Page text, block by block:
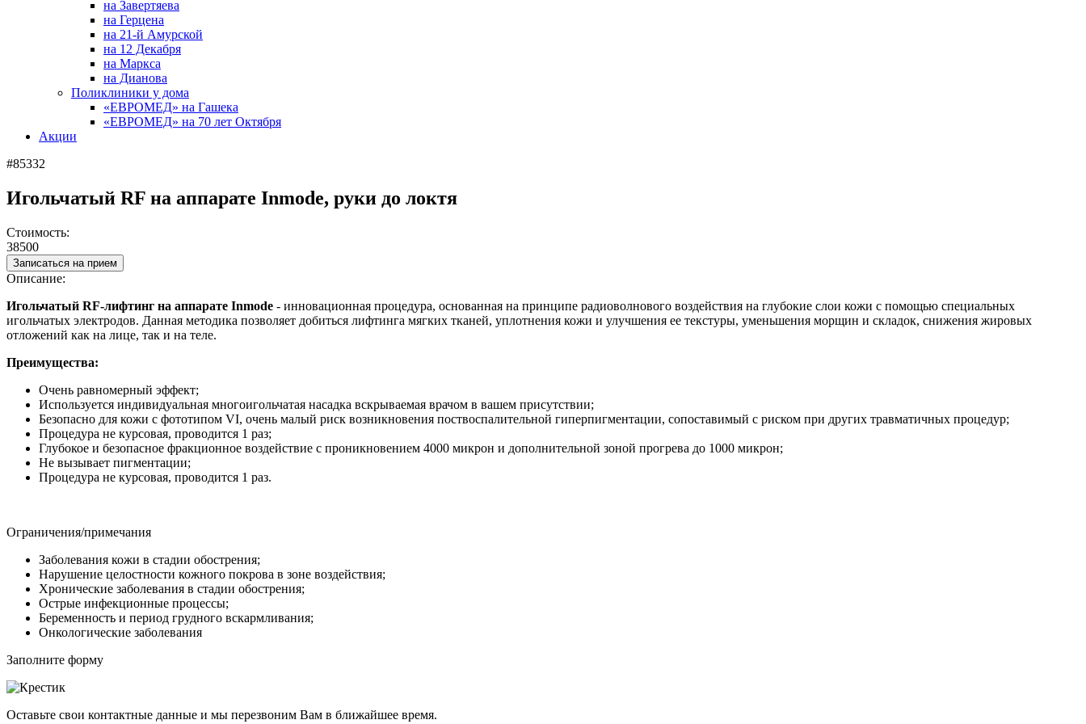
на Завертяева
на Герцена
на 21-й Амурской
на 12 Декабря
на Маркса
на Дианова
Поликлиники у дома
«ЕВРОМЕД» на Гашека
«ЕВРОМЕД» на 70 лет Октября
Акции
#85332
Игольчатый RF на аппарате Inmode, руки до локтя
Стоимость:
38500
Записаться на прием
Описание:
Игольчатый RF-лифтинг на аппарате Inmode - инновационная процедура, основанная на принципе радиоволнового воздействия на глубокие слои кожи с помощью специальных
игольчатых электродов. Данная методика позволяет добиться лифтинга мягких тканей, уплотнения кожи и улучшения ее текстуры, уменьшения морщин и складок, снижения жировых
отложений как на лице, так и на теле.
Преимущества:
Очень равномерный эффект;
Используется индивидуальная многоигольчатая насадка вскрываемая врачом в вашем присутствии;
Безопасно для кожи с фототипом VI, очень малый риск возникновения поствоспалительной гиперпигментации, сопоставимый с риском при других травматичных процедур;
Процедура не курсовая, проводится 1 раз;
Глубокое и безопасное фракционное воздействие с проникновением 4000 микрон и дополнительной зоной прогрева до 1000 микрон;
Не вызывает пигментации;
Процедура не курсовая, проводится 1 раз.
Ограничения/примечания
Заболевания кожи в стадии обострения;
Нарушение целостности кожного покрова в зоне воздействия;
Хронические заболевания в стадии обострения;
Острые инфекционные процессы;
Беременность и период грудного вскармливания;
Онкологические заболевания
Заполните форму
Оставьте свои контактные данные и мы перезвоним Вам в ближайшее время.